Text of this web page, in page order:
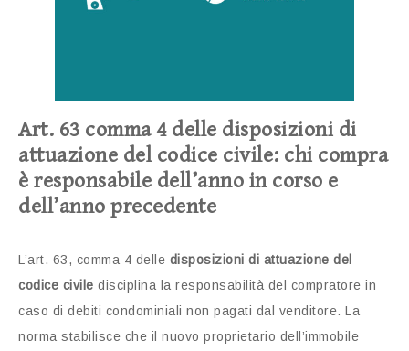
Art. 63 comma 4 delle disposizioni di
attuazione del codice civile: chi compra
è responsabile dell’anno in corso e
dell’anno precedente
L’art. 63, comma 4 delle disposizioni di attuazione del
codice civile disciplina la responsabilità del compratore in
caso di debiti condominiali non pagati dal venditore. La
norma stabilisce che il nuovo proprietario dell’immobile